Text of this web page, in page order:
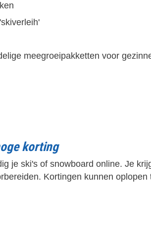
meegroeipakketten voor
korting
je ski's of snowboard online. Je
Kortingen kunnen